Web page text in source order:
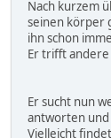
Nach kurzem
seinen körper
ihn schon
Er trifft
Er sucht nun
antworten
Vielleicht